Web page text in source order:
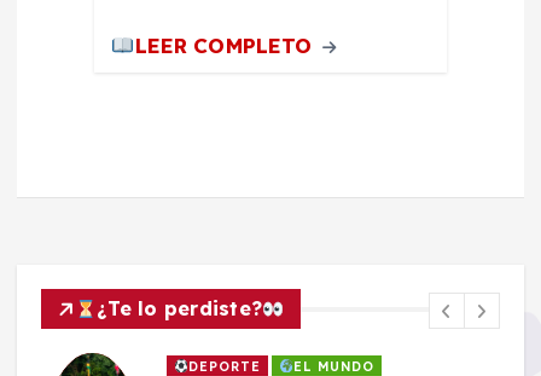
LEER COMPLETO
¿Te lo perdiste?
DEPORTE
EL MUNDO